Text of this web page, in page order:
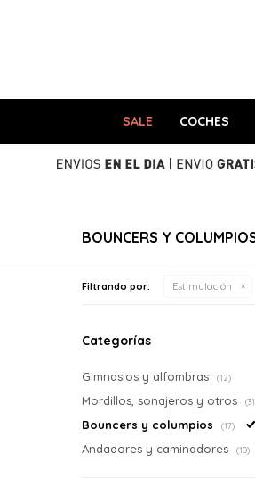
SALE COCHES
BOUNCERS Y
Filtrando por: Estimulación
Categorías
Gimnasios y alfombras (12)
Mordillos, sonajeros y otros
Bouncers y columpios (17)
Andadores y caminadores (10)